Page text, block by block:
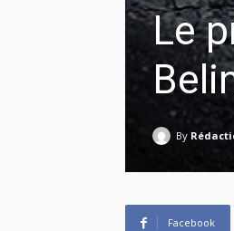
Le
By
Facebook